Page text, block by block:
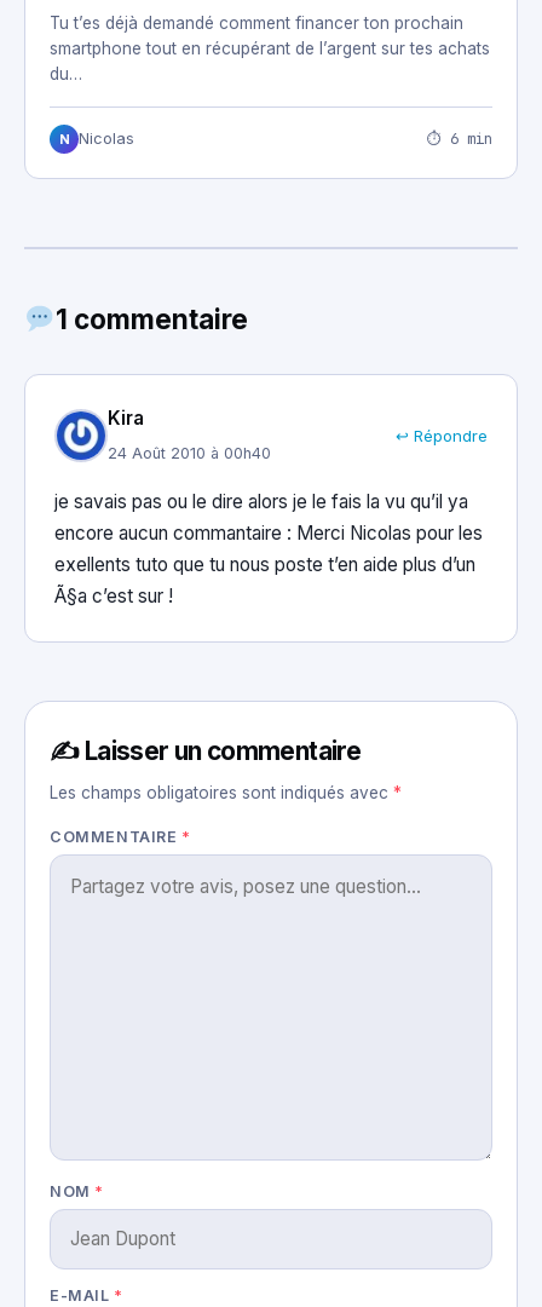
Tu t’es déjà demandé comment financer ton prochain
smartphone tout en récupérant de l’argent sur tes achats
du…
N Nicolas ⏱ 6 min
1 commentaire
Kira
24 Août 2010 à 00h40
↩ Répondre
je savais pas ou le dire alors je le fais la vu qu’il ya
encore aucun commantaire : Merci Nicolas pour les
exellents tuto que tu nous poste t’en aide plus d’un
Ã§a c’est sur !
✍️ Laisser un commentaire
Les champs obligatoires sont indiqués avec *
COMMENTAIRE *
NOM *
E-MAIL *